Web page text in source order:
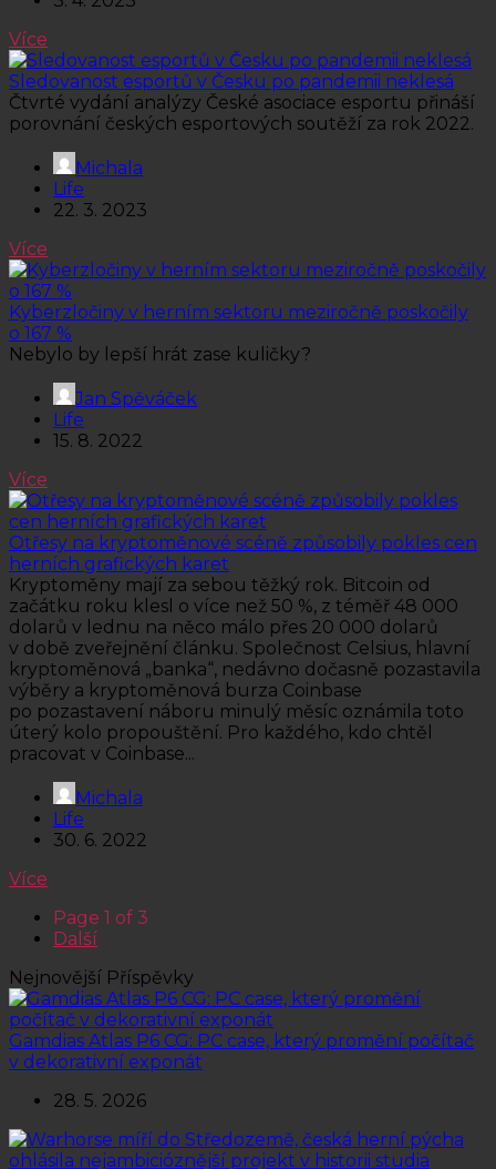
Více
Sledovanost esportů v Česku po pandemii neklesá
Čtvrté vydání analýzy České asociace esportu přináší
porovnání českých esportových soutěží za rok 2022.
Michala
Life
22. 3. 2023
Více
Kyberzločiny v herním sektoru meziročně poskočily
o 167 %
Nebylo by lepší hrát zase kuličky?
Jan Spěváček
Life
15. 8. 2022
Více
Otřesy na kryptoměnové scéně způsobily pokles cen
herních grafických karet
Kryptoměny mají za sebou těžký rok. Bitcoin od
začátku roku klesl o více než 50 %, z téměř 48 000
dolarů v lednu na něco málo přes 20 000 dolarů
v době zveřejnění článku. Společnost Celsius, hlavní
kryptoměnová „banka“, nedávno dočasně pozastavila
výběry a kryptoměnová burza Coinbase
po pozastavení náboru minulý měsíc oznámila toto
úterý kolo propouštění. Pro každého, kdo chtěl
pracovat v Coinbase...
Michala
Life
30. 6. 2022
Více
Page 1 of 3
Další
Nejnovější Příspěvky
Gamdias Atlas P6 CG: PC case, který promění počítač
v dekorativní exponát
28. 5. 2026